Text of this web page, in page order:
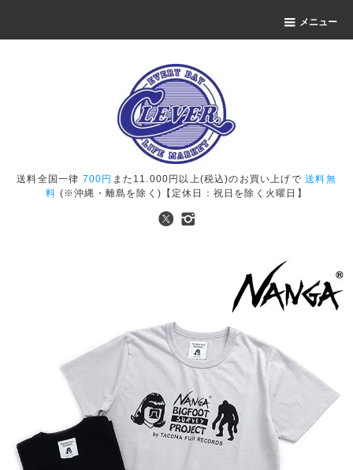
メニュー
送料全国一律 700円 また11.000円以上(税込)のお買い上げで送料無
料 (※沖縄・離島を除く)【定休日：祝日を除く火曜日】